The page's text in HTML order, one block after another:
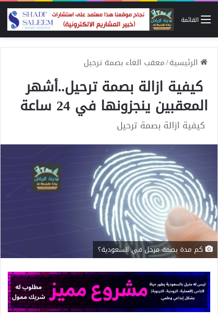
القائمة
الرئيسية/معقب الغاء بصمة ترحيل
كيفية ازالة بصمة ترحيل..أشهر
المعقبين ينجزونها في 24 ساعة
كيفية ازالة بصمة ترحيل
كم مدة بصمة مرحل في السعودية؟